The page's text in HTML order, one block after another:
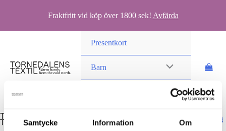
Samtycke Information Om
Fraktfritt vid köp över 1800 sek! Avfärda
innehåll
Presentkort
Barn